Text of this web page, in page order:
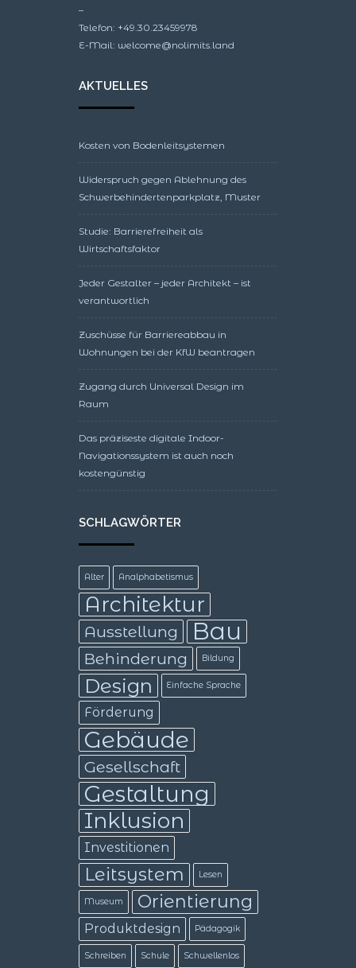
–
Telefon: +49.30.23459978
E-Mail: welcome@nolimits.land
AKTUELLES
Kosten von Bodenleitsystemen
Widerspruch gegen Ablehnung des
Schwerbehindertenparkplatz, Muster
Studie: Barrierefreiheit als
Wirtschaftsfaktor
Jeder Gestalter – jeder Architekt – ist
verantwortlich
Zuschüsse für Barriereabbau in
Wohnungen bei der KfW beantragen
Zugang durch Universal Design im
Raum
Das präziseste digitale Indoor-
Navigationssystem ist auch noch
kostengünstig
SCHLAGWÖRTER
Alter Analphabetismus
Architektur
Ausstellung Bau
Behinderung Bildung
Design Einfache Sprache
Förderung
Gebäude
Gesellschaft
Gestaltung
Inklusion
Investitionen
Leitsystem Lesen
Museum Orientierung
Produktdesign Pädagogik
Schreiben Schule Schwellenlos